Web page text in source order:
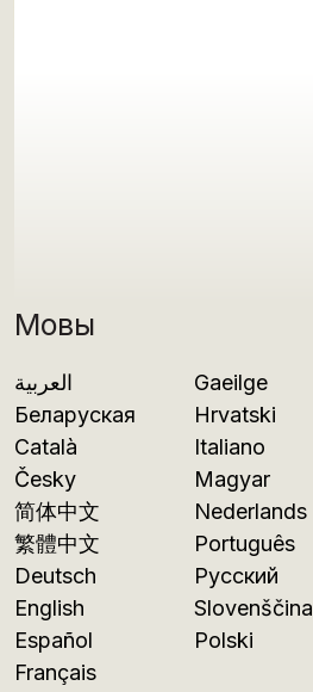
Мовы
العربية
Беларуская
Català
Česky
简体中文
繁體中文
Deutsch
English
Español
Français
Gaeilge
Hrvatski
Italiano
Magyar
Nederlands
Português
Русский
Slovenščina
Polski